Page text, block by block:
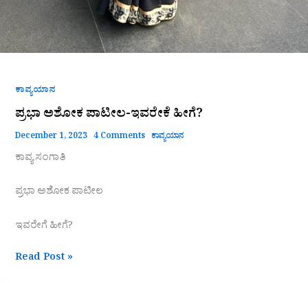
ಕಾವ್ಯಯಾನ
ಪ್ರಭಾ ಅಶೋಕ ಪಾಟೀಲ-ಇವರೇಕೆ ಹೀಗೆ?
December 1, 2023 4 Comments ಕಾವ್ಯಯಾನ
ಕಾವ್ಯ ಸಂಗಾತಿ
ಪ್ರಭಾ ಅಶೋಕ ಪಾಟೀಲ
ಇವರೇಗೆ ಹೀಗೆ?
Read Post »